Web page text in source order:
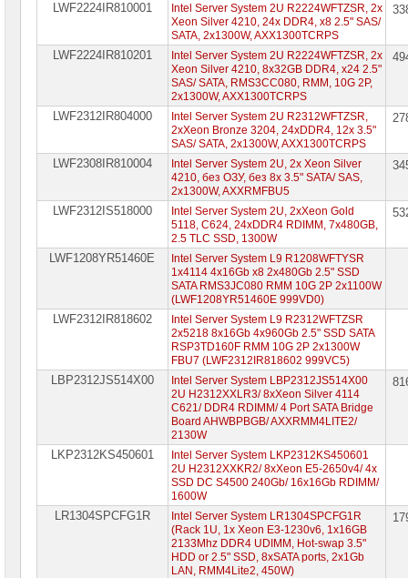
LWF2224IR810001
Intel Server System 2U R2224WFTZSR, 2x
Xeon Silver 4210, 24x DDR4, x8 2.5" SAS/
SATA, 2x1300W, AXX1300TCRPS
LWF2224IR810201
Intel Server System 2U R2224WFTZSR, 2x
Xeon Silver 4210, 8x32GB DDR4, x24 2.5"
SAS/ SATA, RMS3CC080, RMM, 10G 2P,
2x1300W, AXX1300TCRPS
LWF2312IR804000
Intel Server System 2U R2312WFTZSR,
2xXeon Bronze 3204, 24xDDR4, 12x 3.5"
SAS/ SATA, 2x1300W, AXX1300TCRPS
LWF2308IR810004
Intel Server System 2U, 2x Xeon Silver
4210, без ОЗУ, без 8x 3.5" SATA/ SAS,
2x1300W, AXXRMFBU5
LWF2312IS518000
Intel Server System 2U, 2xXeon Gold
5118, C624, 24xDDR4 RDIMM, 7x480GB,
2.5 TLC SSD, 1300W
LWF1208YR51460E
Intel Server System L9 R1208WFTYSR
1x4114 4x16Gb x8 2x480Gb 2.5" SSD
SATA RMS3JC080 RMM 10G 2P 2x1100W
(LWF1208YR51460E 999VD0)
LWF2312IR818602
Intel Server System L9 R2312WFTZSR
2x5218 8x16Gb 4x960Gb 2.5" SSD SATA
RSP3TD160F RMM 10G 2P 2x1300W
FBU7 (LWF2312IR818602 999VC5)
LBP2312JS514X00
Intel Server System LBP2312JS514X00
2U H2312XXLR3/ 8xXeon Silver 4114
C621/ DDR4 RDIMM/ 4 Port SATA Bridge
Board AHWBPBGB/ AXXRMM4LITE2/
2130W
LKP2312KS450601
Intel Server System LKP2312KS450601
2U H2312XXKR2/ 8xXeon E5-2650v4/ 4x
SSD DC S4500 240Gb/ 16x16Gb RDIMM/
1600W
LR1304SPCFG1R
Intel Server System LR1304SPCFG1R
(Rack 1U, 1x Xeon E3-1230v6, 1x16GB
2133Mhz DDR4 UDIMM, Hot-swap 3.5"
HDD or 2.5" SSD, 8xSATA ports, 2x1Gb
LAN, RMM4Lite2, 450W)